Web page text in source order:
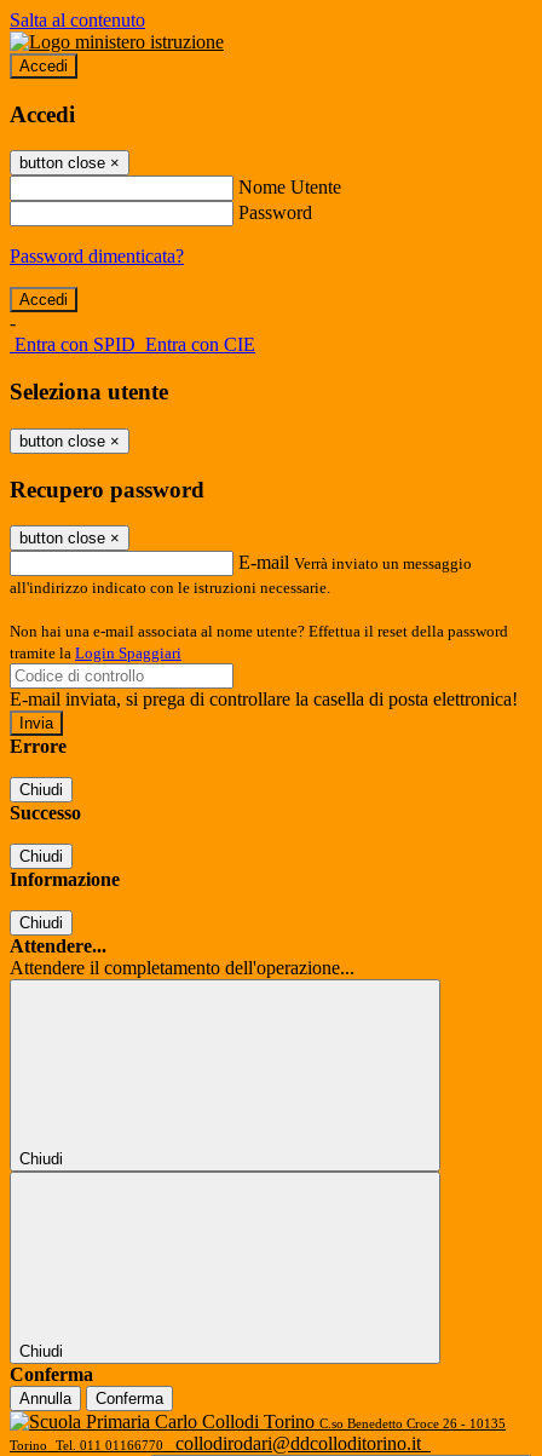
Salta al contenuto
Accedi
Accedi
button close ×
Nome Utente
Password
Password dimenticata?
-
Entra con SPID Entra con CIE
Seleziona utente
button close ×
Recupero password
button close ×
E-mail Verrà inviato un messaggio
all'indirizzo indicato con le istruzioni necessarie.
Non hai una e-mail associata al nome utente? Effettua il reset della password
tramite la Login Spaggiari
E-mail inviata, si prega di controllare la casella di posta elettronica!
Errore
Chiudi
Successo
Chiudi
Informazione
Chiudi
Attendere...
Attendere il completamento dell'operazione...
Chiudi
Chiudi
Conferma
Annulla Conferma
C.so Benedetto Croce 26 - 10135
Torino
Tel. 011 01166770 collodirodari@ddcolloditorino.it